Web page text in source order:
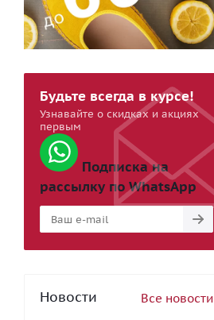
Будьте всегда в курсе!
Узнавайте о скидках и акциях
первым
Подписка на
рассылку по WhatsApp
Новости Все новости